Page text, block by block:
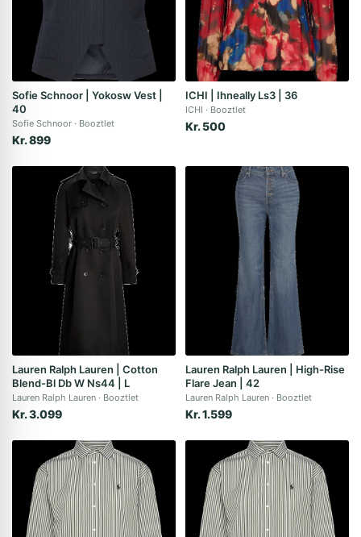
Sofie Schnoor | Yokosw Vest |
40
Sofie Schnoor Booztlet
Kr. 899
ICHI | Ihneally Ls3 | 36
ICHI Booztlet
Kr. 500
Lauren Ralph Lauren | Cotton
Blend-Bl Db W Ns44 | L
Lauren Ralph Lauren Booztlet
Kr. 3.099
Lauren Ralph Lauren | High-Rise
Flare Jean | 42
Lauren Ralph Lauren Booztlet
Kr. 1.599